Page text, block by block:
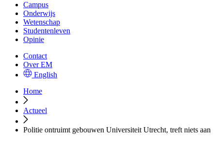
Campus
Onderwijs
Wetenschap
Studentenleven
Opinie
Contact
Over EM
English
Home
Actueel
Politie ontruimt gebouwen Universiteit Utrecht, treft niets aan